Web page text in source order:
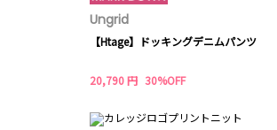
Ungrid
【Htage】ドッキングデニムパンツ
20,790 円 30%OFF